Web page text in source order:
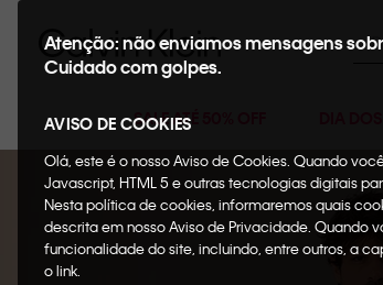
SALE ATÉ 50% OFF
Atenção: não enviamos mensagens
Cuidado com golpes.
AVISO DE COOKIES
Olá, este é o nosso Aviso de Cookies. Quando
Javascript, HTML 5 e outras tecnologias digitais
Nesta política de cookies, informaremos quais
descrita em nosso Aviso de Privacidade.
funcionalidade do site, incluindo, entre outros, a
o link.